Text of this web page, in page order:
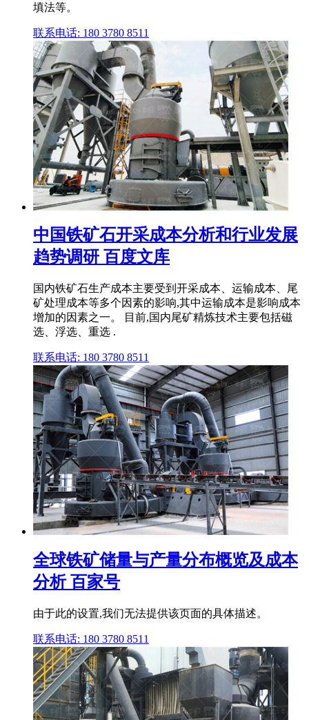
填法等。
联系电话: 180 3780 8511
中国铁矿石开采成本分析和行业发展
趋势调研 百度文库
国内铁矿石生产成本主要受到开采成本、运输成本、尾
矿处理成本等多个因素的影响,其中运输成本是影响成本
增加的因素之一。 目前,国内尾矿精炼技术主要包括磁
选、浮选、重选 .
联系电话: 180 3780 8511
全球铁矿储量与产量分布概览及成本
分析 百家号
由于此的设置,我们无法提供该页面的具体描述。
联系电话: 180 3780 8511